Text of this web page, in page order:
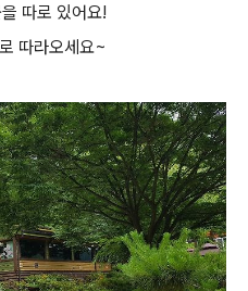
따로 있어요!
따라오세요~